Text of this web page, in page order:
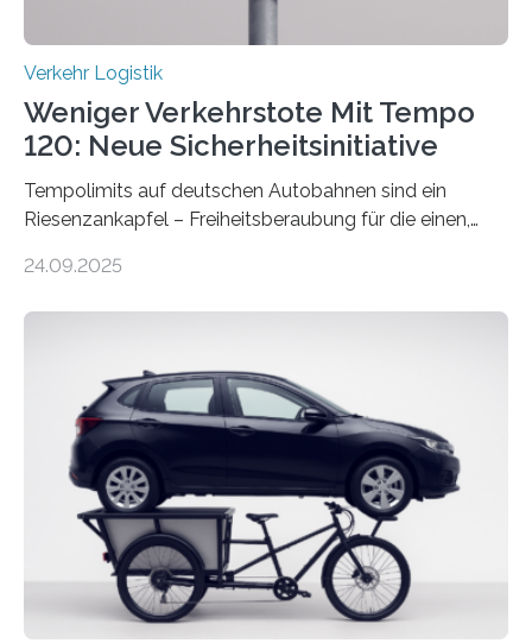
Verkehr Logistik
Weniger Verkehrstote Mit Tempo
120: Neue Sicherheitsinitiative
Tempolimits auf deutschen Autobahnen sind ein
Riesenzankapfel – Freiheitsberaubung für die einen,
Nach rund 50 Jahren hat eine Wissenschaftlerin der
die Zahl der Verkehrstoten sogar um 35 Prozent. Die
Studie ist in der Zeitschrift Transportation Research
Part A: Policy and Practice vom 5. August 2025 online
veröffentlicht. Die deutschen Autobahnen sind…
24.09.2025